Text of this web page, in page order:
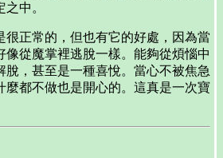
中。
很正常的，但也有它的好處，因為當
像從魔掌裡逃脫一樣。能夠從煩惱中
脫，甚至是一種喜悅。當心不被焦急
麼都不做也是開心的。這真是一次寶